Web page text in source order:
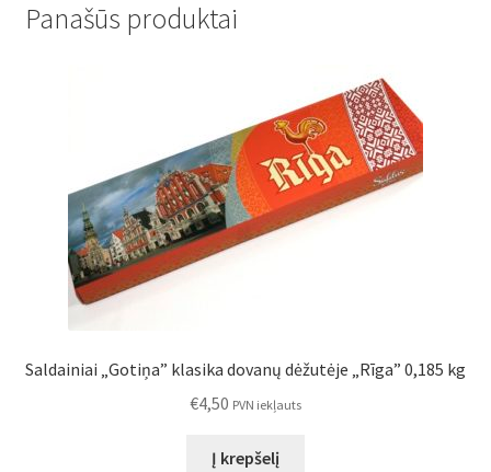
Panašūs produktai
Saldainiai „Gotiņa” klasika dovanų dėžutėje „Rīga” 0,185 kg
€4,50 PVN iekļauts
Į krepšelį